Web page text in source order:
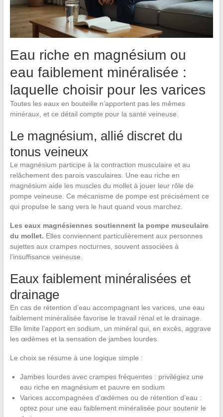
Eau riche en magnésium ou
eau faiblement minéralisée :
laquelle choisir pour les varices
Toutes les eaux en bouteille n’apportent pas les mêmes
minéraux, et ce détail compte pour la santé veineuse.
Le magnésium, allié discret du
tonus veineux
Le magnésium participe à la contraction musculaire et au
relâchement des parois vasculaires. Une eau riche en
magnésium aide les muscles du mollet à jouer leur rôle de
pompe veineuse. Ce mécanisme de pompe est précisément ce
qui propulse le sang vers le haut quand vous marchez.
Les eaux magnésiennes soutiennent la pompe musculaire
du mollet. Elles conviennent particulièrement aux personnes
sujettes aux crampes nocturnes, souvent associées à
l’insuffisance veineuse.
Eaux faiblement minéralisées et
drainage
En cas de rétention d’eau accompagnant les varices, une eau
faiblement minéralisée favorise le travail rénal et le drainage.
Elle limite l’apport en sodium, un minéral qui, en excès, aggrave
les œdèmes et la sensation de jambes lourdes.
Le choix se résume à une logique simple :
Jambes lourdes avec crampes fréquentes : privilégiez une
eau riche en magnésium et pauvre en sodium
Varices accompagnées d’œdèmes ou de rétention d’eau :
optez pour une eau faiblement minéralisée pour soutenir le